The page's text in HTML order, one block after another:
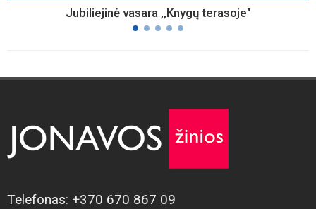
Jubiliejinė vasara ,,Knygų terasoje"
Telefonas: +370 670 867 09